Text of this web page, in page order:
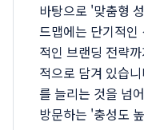
바탕으로 '맞춤형
드맵에는 단기적인
적인 브랜딩 전략
적으로 담겨 있습
를 늘리는 것을 넘
방문하는 '충성도